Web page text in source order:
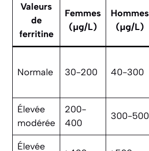
Valeurs
de
ferritine
Femmes
(µg/L)
Hommes
(µg/L)
Normale 30-200 40-300
Élevée
modérée
200-
400
300-500
Élevée